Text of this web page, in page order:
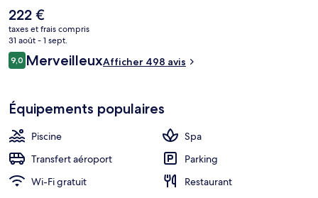
visage. L'établissement Deli, l'un des 2 restaurants, peut
s'enorgueillir de vues sur la mer et sert le petit déjeuner et le
déjeuner. Cet hôtel de luxe vous offre en outre un bar en bord de
piscine, une salle de fitness et un court de tennis en salle. Les autres
voyageurs adorent le personnel attentionné.
Le
prix
actuel
est
de
222 €
taxes et frais compris
31 août - 1 sept.
Avis
voyageurs
9,09,0 sur 10
MerveilleuxAfficher 498 avis
Équipements populaires
Piscine
Spa
Transfert aéroport
Parking
Wi-Fi gratuit
Restaurant